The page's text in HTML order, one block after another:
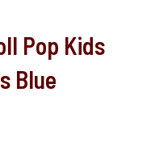
Pop Kids
Blue